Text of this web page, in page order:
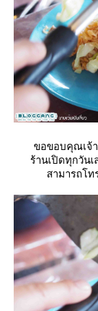
ขอขอบคุณเจ้า
ร้านเปิดทุกวันเ
สามารถโท